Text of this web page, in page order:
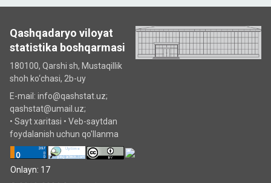
Qashqadaryo viloyat
statistika boshqarmasi
180100, Qarshi sh, Mustаqillik
shoh ko‘chаsi, 2b-uy
E-mail: info@qashstat.uz;
qashstat@umail.uz;
• Sayt xaritasi • Veb-saytdan
foydalanish uchun qo'llanma
Onlayn: 17